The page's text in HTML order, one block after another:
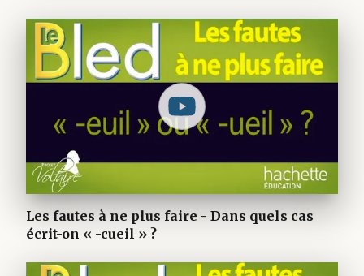
Les fautes à ne plus faire - Dans quels cas
écrit-on « -cueil » ?